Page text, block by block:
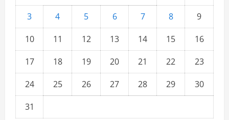
3
4 5 6 7 8
9
10
11 12 13 14 15
16
17
18 19 20 21 22
23
24
25 26 27 28 29
30
31